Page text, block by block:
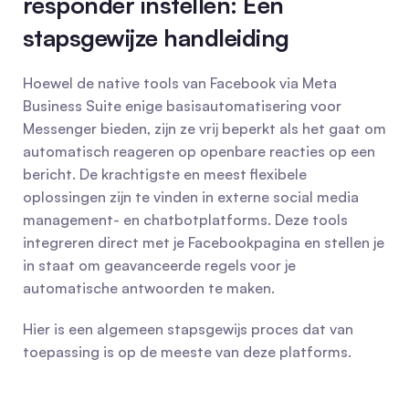
stapsgewijze handleiding
Hoewel de native tools van Facebook via Meta
Business Suite enige basisautomatisering voor
Messenger bieden, zijn ze vrij beperkt als het gaat om
automatisch reageren op openbare reacties op een
bericht. De krachtigste en meest flexibele
oplossingen zijn te vinden in externe social media
management- en chatbotplatforms. Deze tools
integreren direct met je Facebookpagina en stellen je
in staat om geavanceerde regels voor je
automatische antwoorden te maken.
Hier is een algemeen stapsgewijs proces dat van
toepassing is op de meeste van deze platforms.